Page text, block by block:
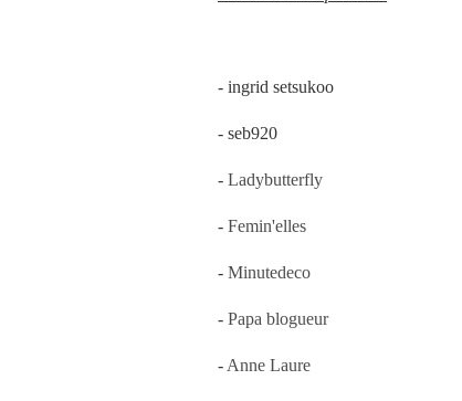
- ingrid setsukoo
- seb920
- Ladybutterfly
- Femin'elles
- Minutedeco
- Papa blogueur
- Anne Laure